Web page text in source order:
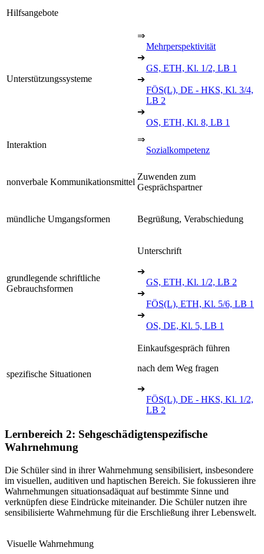
Hilfsangebote
Unterstützungssysteme
⇒
Mehrperspektivität
➔
GS, ETH, Kl. 1/2, LB 1
➔
FÖS(L), DE - HKS, Kl. 3/4,
LB 2
➔
OS, ETH, Kl. 8, LB 1
Interaktion
⇒
Sozialkompetenz
nonverbale Kommunikationsmittel
Zuwenden zum
Gesprächspartner
mündliche Umgangsformen Begrüßung, Verabschiedung
grundlegende schriftliche
Gebrauchsformen
Unterschrift
➔
GS, ETH, Kl. 1/2, LB 2
➔
FÖS(L), ETH, Kl. 5/6, LB 1
➔
OS, DE, Kl. 5, LB 1
spezifische Situationen
Einkaufsgespräch führen
nach dem Weg fragen
➔
FÖS(L), DE - HKS, Kl. 1/2,
LB 2
Lernbereich 2: Sehgeschädigtenspezifische
Wahrnehmung
Die Schüler sind in ihrer Wahrnehmung sensibilisiert, insbesondere
im visuellen, auditiven und haptischen Bereich. Sie fokussieren ihre
Wahrnehmungen situationsadäquat auf bestimmte Sinne und
verknüpfen diese Eindrücke miteinander. Die Schüler nutzen ihre
sensibilisierte Wahrnehmung für die Erschließung ihrer Lebenswelt.
Visuelle Wahrnehmung